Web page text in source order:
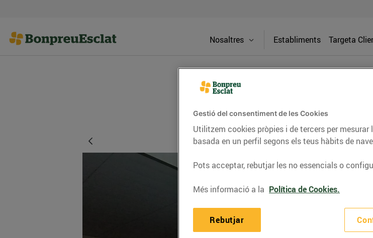
Nosaltres Establiments Targeta
Gestió del consentiment de les Cookies
Utilitzem cookies pròpies i de tercers per
basada en un perfil segons els teus hàbits de
Pots acceptar, rebutjar les no essencials o
Més informació a la Política de Cookies.
Rebutjar